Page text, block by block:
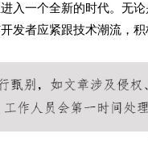
入一个全新的时代。无
发者应紧跟技术潮流，